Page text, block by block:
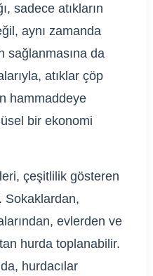
sadece atıkların
aynı zamanda
sağlanmasına da
atıklar çöp
hammaddeye
bir ekonomi
çeşitlilik gösteren
Sokaklardan,
evlerden ve
hurda toplanabilir.
hurdacılar